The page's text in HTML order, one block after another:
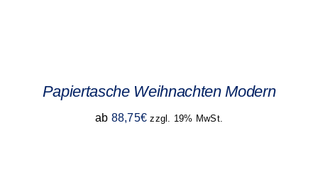
Papiertasche Weihnachten Modern
ab 88,75€ zzgl. 19% MwSt.